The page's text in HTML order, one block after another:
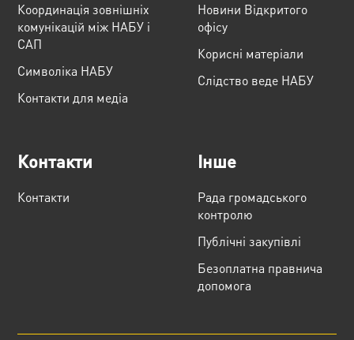
Координація зовнішніх
комунікацій між НАБУ і
САП
Cимволіка НАБУ
Контакти для медіа
Новини Відкритого
офісу
Корисні матеріали
Слідство веде НАБУ
Контакти
Контакти
Інше
Рада громадського
контролю
Публічні закупівлі
Безоплатна правнича
допомога